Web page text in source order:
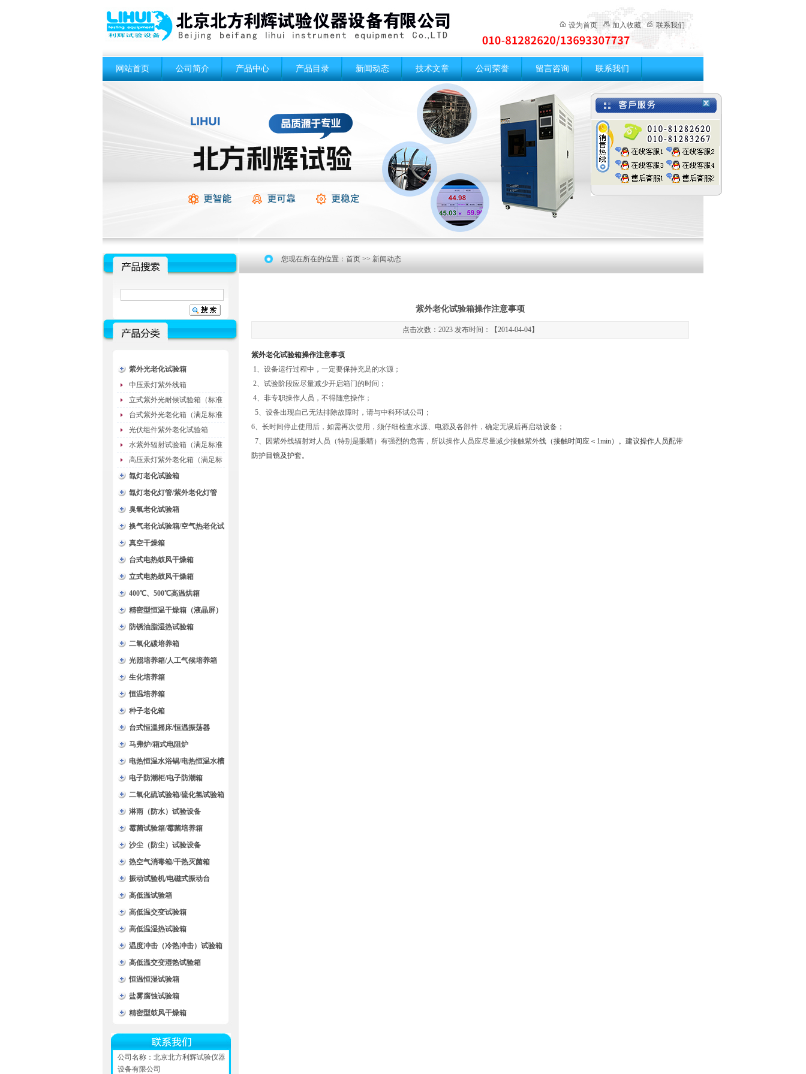
设为首页 加入收藏 联系我们
网站首页 公司简介 产品中心 产品目录 新闻动态 技术文章 公司荣誉 留言咨询 联系我们
紫外光老化试验箱
中压汞灯紫外线箱
立式紫外光耐候试验箱（标准
型）
台式紫外光老化箱（满足标准
GB/T16776）
光伏组件紫外老化试验箱
水紫外辐射试验箱（满足标准
JC485-1992）
高压汞灯紫外老化箱（满足标
准GB/T16777）
氙灯老化试验箱
氙灯老化灯管/紫外老化灯管
（耗材）
臭氧老化试验箱
换气老化试验箱/空气热老化试
验箱
真空干燥箱
台式电热鼓风干燥箱
立式电热鼓风干燥箱
400℃、500℃高温烘箱
精密型恒温干燥箱（液晶屏）
防锈油脂湿热试验箱
二氧化碳培养箱
光照培养箱/人工气候培养箱
生化培养箱
恒温培养箱
种子老化箱
台式恒温摇床/恒温振荡器
马弗炉/箱式电阻炉
电热恒温水浴锅/电热恒温水槽
电子防潮柜/电子防潮箱
二氧化硫试验箱/硫化氢试验箱
淋雨（防水）试验设备
霉菌试验箱/霉菌培养箱
沙尘（防尘）试验设备
热空气消毒箱/干热灭菌箱
振动试验机/电磁式振动台
高低温试验箱
高低温交变试验箱
高低温湿热试验箱
温度冲击（冷热冲击）试验箱
高低温交变湿热试验箱
恒温恒湿试验箱
盐雾腐蚀试验箱
精密型鼓风干燥箱
公司名称：北京北方利辉试验仪器
设备有限公司
您现在所在的位置： 首页 >> 新闻动态
紫外老化试验箱操作注意事项
点击次数：2023 发布时间：【2014-04-04】
紫外老化试验箱操作注意事项
1、设备运行过程中，一定要保持充足的水源；
2、试验阶段应尽量减少开启箱门的时间；
4、非专职操作人员，不得随意操作；
5、设备出现自己无法排除故障时，请与中科环试公司；
6、长时间停止使用后，如需再次使用，须仔细检查水源、电源及各部件，确定无误后再启动设备；
7、因紫外线辐射对人员（特别是眼睛）有强烈的危害，所以操作人员应尽量减少接触紫外线（接触时间应＜ 1min）。建议操作人员配带
防护目镜及护套。